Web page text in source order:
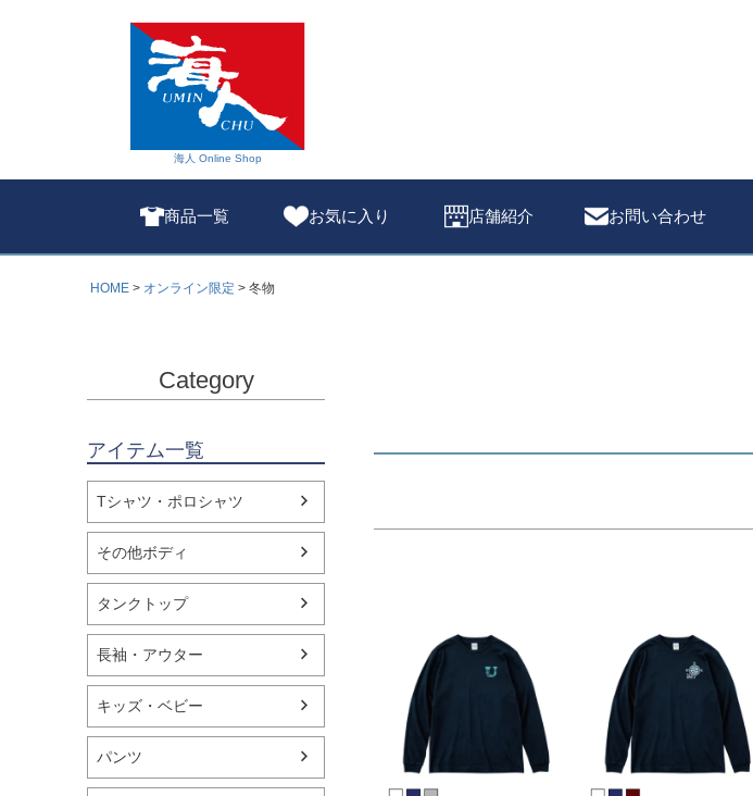
海人 Online Shop
商品一覧 お気に入り 店舗紹介 お問い合わせ
HOME オンライン限定 冬物
Category
アイテム一覧
Tシャツ・ポロシャツ
その他ボディ
タンクトップ
長袖・アウター
キッズ・ベビー
パンツ